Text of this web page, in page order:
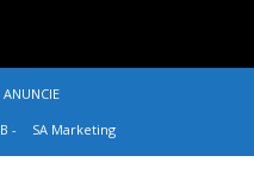
ANUNCIE
-
SA Marketing